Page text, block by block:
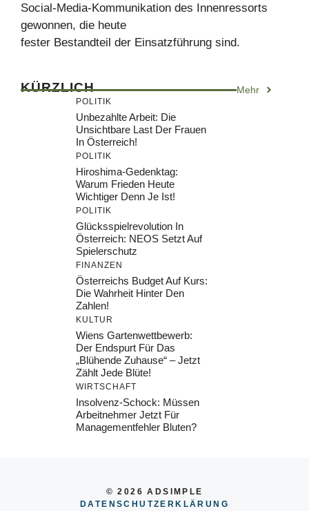
Social-Media-Kommunikation des Innenressorts
gewonnen, die heute
fester Bestandteil der Einsatzführung sind.
KÜRZLICH Mehr
POLITIK
Unbezahlte Arbeit: Die
Unsichtbare Last Der Frauen
In Österreich!
POLITIK
Hiroshima-Gedenktag:
Warum Frieden Heute
Wichtiger Denn Je Ist!
POLITIK
Glücksspielrevolution In
Österreich: NEOS Setzt Auf
Spielerschutz
FINANZEN
Österreichs Budget Auf Kurs:
Die Wahrheit Hinter Den
Zahlen!
KULTUR
Wiens Gartenwettbewerb:
Der Endspurt Für Das
„Blühende Zuhause“ – Jetzt
Zählt Jede Blüte!
WIRTSCHAFT
Insolvenz-Schock: Müssen
Arbeitnehmer Jetzt Für
Managementfehler Bluten?
© 2026 ADSIMPLE
DATENSCHUTZERKLÄRUNG